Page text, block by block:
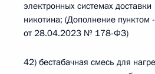
электронных системах доставки
никотина; (Дополнение
от 28.04.2023 № 178-ФЗ)
42) бестабачная смесь для